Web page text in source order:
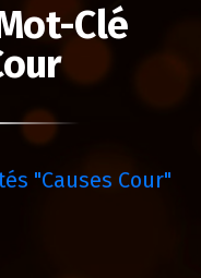
Clé
"causes Cour"